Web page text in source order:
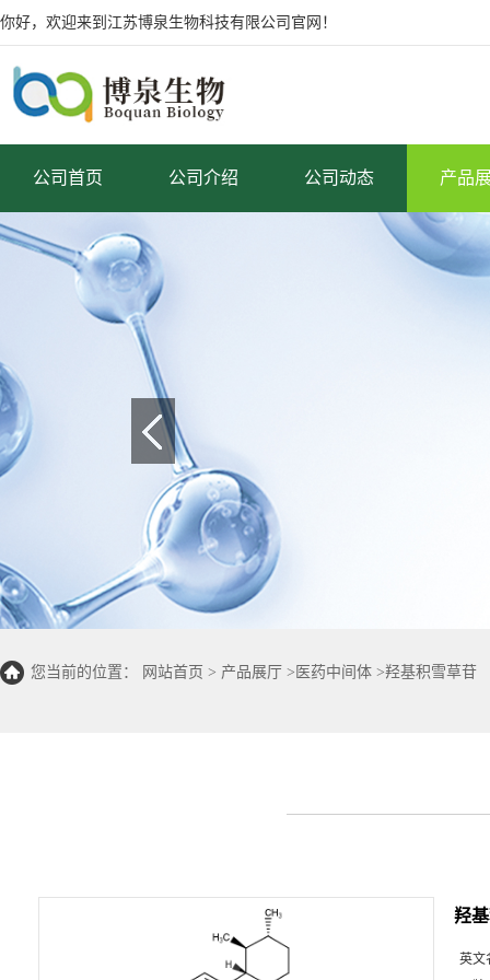
你好，欢迎来到江苏博泉生物科技有限公司官网！
公司首页 公司介绍 公司动态 产品
您当前的位置： 网站首页 > 产品展厅 > 医药中间体 >羟基积雪草苷
羟
英文